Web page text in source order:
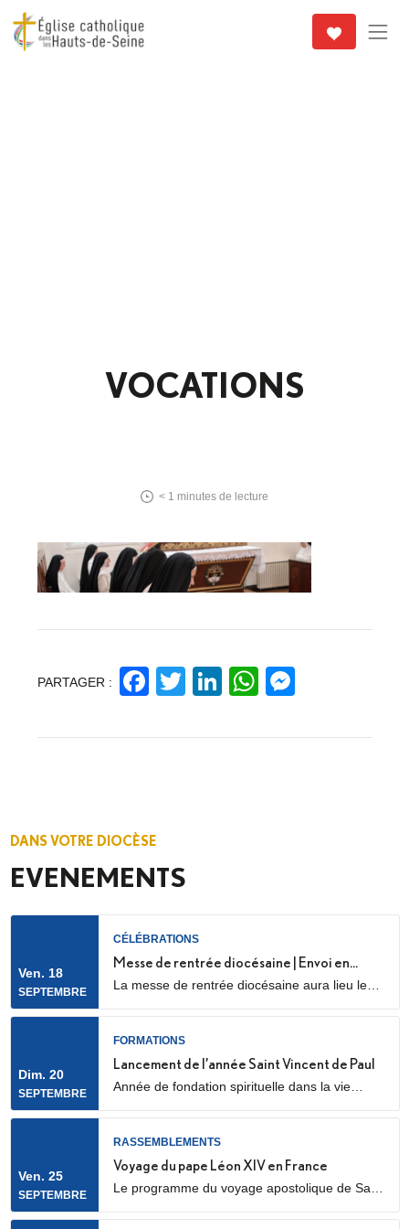
VOCATIONS
< 1 minutes de lecture
PARTAGER : Facebook
Twitter
LinkedIn
WhatsApp
DANS VOTRE DIOCÈSE
EVENEMENTS
Ven. 18
SEPTEMBRE
CÉLÉBRATIONS
Messe de rentrée diocésaine | Envoi en
mission des LME
La messe de rentrée diocésaine aura lieu le
(28 Rue de l’Église, 92000 Nanterre) Elle sera
marquée par l’envoi en mission des Laïcs en
en mission ecclésiale ? Les Laïcs en...
Dim. 20
SEPTEMBRE
FORMATIONS
Lancement de l’année Saint Vincent de Paul
Année de fondation spirituelle dans la vie
biblique, accompagnement spirituel, service
auprès des plus pauvres ou des plus jeunes,
vie fraternelle.
Ven. 25
SEPTEMBRE
RASSEMBLEMENTS
Voyage du pape Léon XIV en France
Le programme du voyage apostolique de Sa